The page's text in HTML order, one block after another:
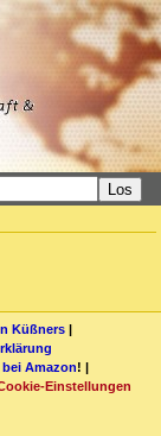
Los
Küßners |
Amazon! |
Einstellungen